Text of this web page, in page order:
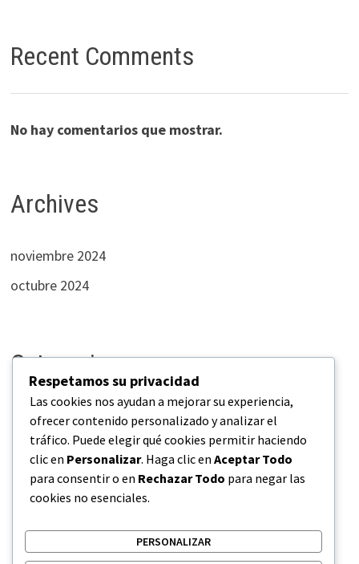
Recent Comments
No hay comentarios que mostrar.
Archives
noviembre 2024
octubre 2024
Categories
Empresas
Industrias
Negocios
Novedades
Respetamos su privacidad
Las cookies nos ayudan a mejorar su experiencia,
ofrecer contenido personalizado y analizar el
tráfico. Puede elegir qué cookies permitir haciendo
clic en Personalizar. Haga clic en Aceptar Todo
para consentir o en Rechazar Todo para negar las
cookies no esenciales.
PERSONALIZAR